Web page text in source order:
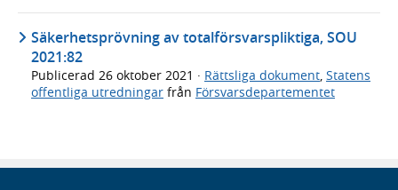
Säkerhetsprövning av totalförsvarspliktiga, SOU
2021:82
Publicerad 26 oktober 2021 · Rättsliga dokument Statens
offentliga utredningar från Försvarsdepartementet